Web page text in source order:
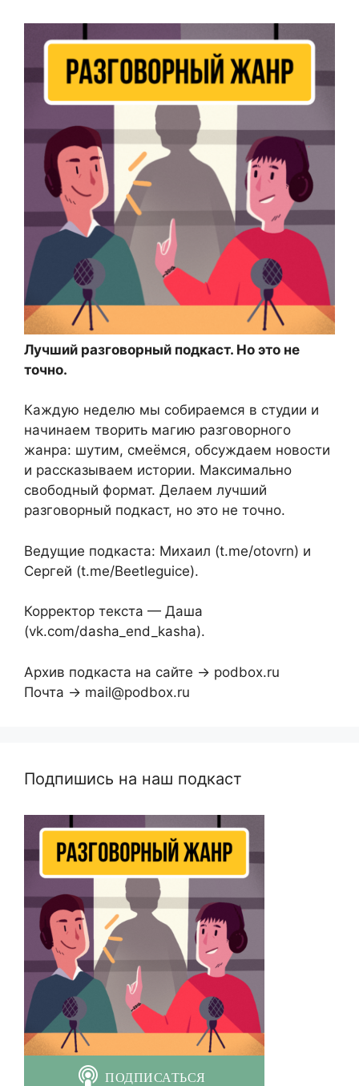
Лучший разговорный подкаст. Но это не
точно.
Каждую неделю мы собираемся в студии и
начинаем творить магию разговорного
жанра: шутим, смеёмся, обсуждаем новости
и рассказываем истории. Максимально
свободный формат. Делаем лучший
разговорный подкаст, но это не точно.
Ведущие подкаста: Михаил (t.me/otovrn) и
Сергей (t.me/Beetleguice).
Корректор текста — Даша
(vk.com/dasha_end_kasha).
Архив подкаста на сайте → podbox.ru
Почта → mail@podbox.ru
Подпишись на наш подкаст